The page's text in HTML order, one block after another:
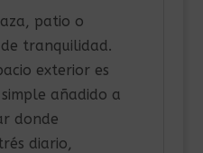
patio o
tranquilidad.
exterior es
añadido a
donde
diario,